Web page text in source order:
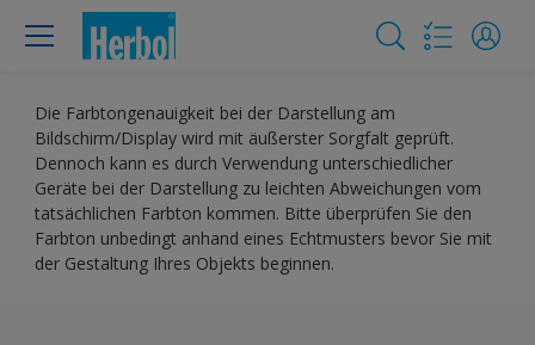
Die Farbtongenauigkeit bei der Darstellung am
Bildschirm/Display wird mit äußerster Sorgfalt geprüft.
Dennoch kann es durch Verwendung unterschiedlicher
Geräte bei der Darstellung zu leichten Abweichungen vom
tatsächlichen Farbton kommen. Bitte überprüfen Sie den
Farbton unbedingt anhand eines Echtmusters bevor Sie mit
der Gestaltung Ihres Objekts beginnen.